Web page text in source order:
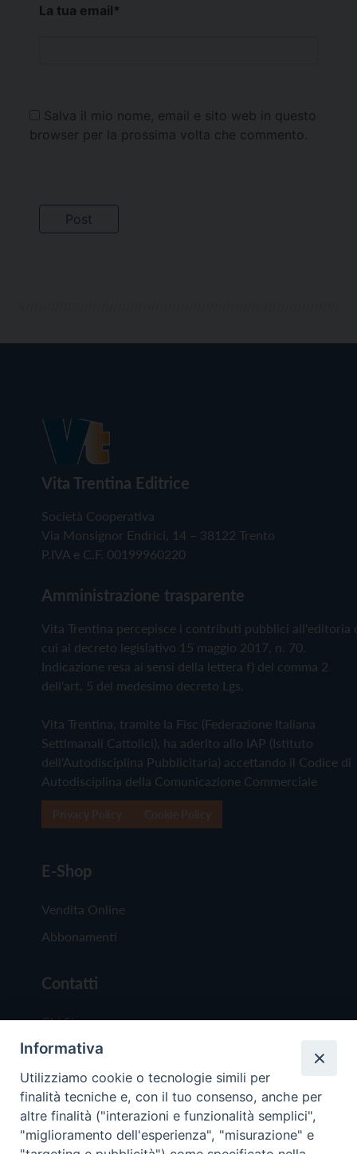
La tua email*
Salva il mio nome, email e sito web in questo
browser per la prossima volta che commento.
Vita Trentina Editrice
Società Cooperativa
Via Monsignor Endrici, 14 – 38122 Trento
P.IVA e C.F. 00199960220
Amministrazione trasparente
Vita Trentina percepisce i contributi pubblici all'editoria
cui al decreto legislativo 15 maggio 2017, n. 70.
Indicazione resa ai sensi della lettera f) del comma 2
dell'art. 5 del medesimo decreto Lgs.
Vita Trentina, tramite la Fisc (Federazione Italiana
Settimanali Cattolici), ha aderito allo IAP (Istituto
dell'Autodisciplina Pubblicitaria) accettando il Codice di
Autodisciplina della Comunicazione Commerciale
E-Shop
Vendita Online
Abbonamenti
Contatti
Chi Siamo
Redazione
Scrivici
Informativa
Utilizziamo cookie o tecnologie simili per
finalità tecniche e, con il tuo consenso, anche per
altre finalità ("interazioni e funzionalità semplici",
"miglioramento dell'esperienza", "misurazione" e